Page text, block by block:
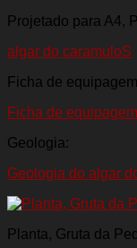
Projetado para A4,
algar do caramuloS
Ficha de
Ficha de
Geologia:
Geologia do algar
Planta, Gruta da